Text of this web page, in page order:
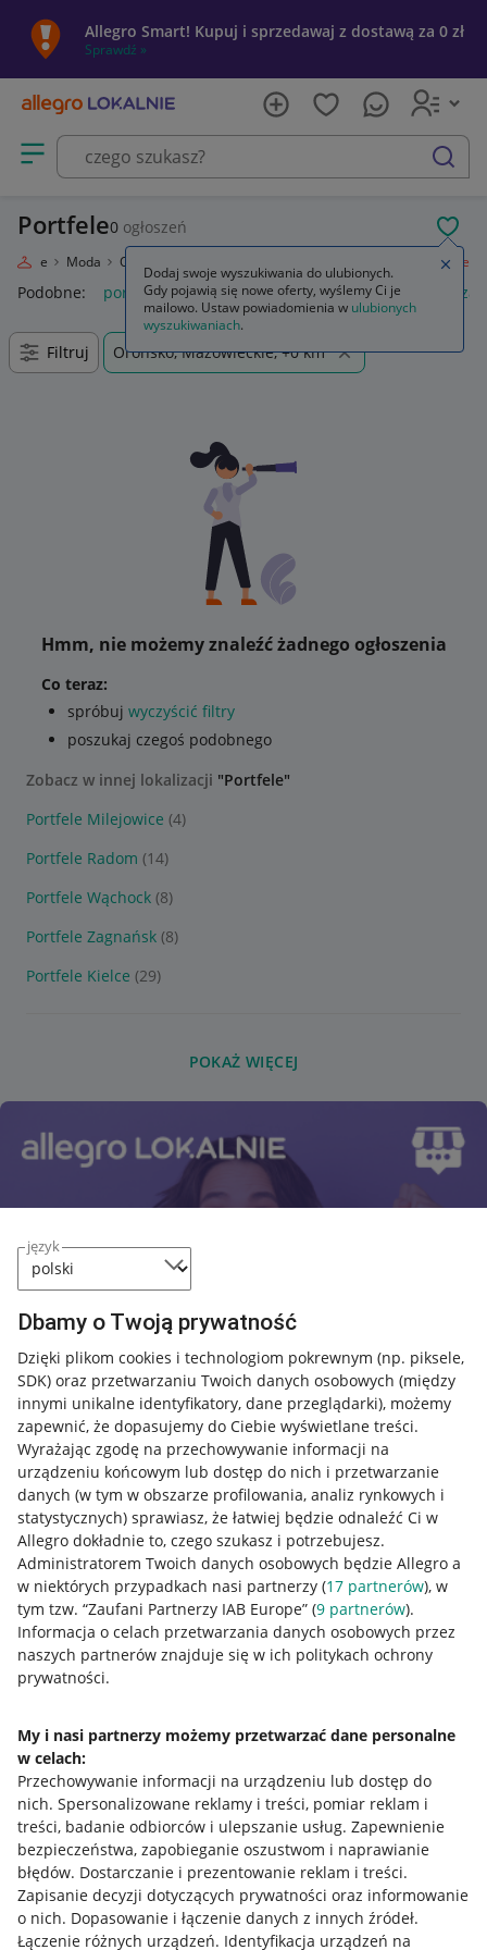
język
Dbamy o Twoją prywatność
Dzięki plikom cookies i technologiom pokrewnym (np. piksele,
SDK) oraz przetwarzaniu Twoich danych osobowych (między
innymi unikalne identyfikatory, dane przeglądarki), możemy
zapewnić, że dopasujemy do Ciebie wyświetlane treści.
Wyrażając zgodę na przechowywanie informacji na
urządzeniu końcowym lub dostęp do nich i przetwarzanie
danych (w tym w obszarze profilowania, analiz rynkowych i
statystycznych) sprawiasz, że łatwiej będzie odnaleźć Ci w
Allegro dokładnie to, czego szukasz i potrzebujesz.
Administratorem Twoich danych osobowych będzie Allegro a
w niektórych przypadkach nasi partnerzy (17 partnerów), w
tym tzw. “Zaufani Partnerzy IAB Europe” (9 partnerów).
Informacja o celach przetwarzania danych osobowych przez
naszych partnerów znajduje się w ich politykach ochrony
prywatności.
My i nasi partnerzy możemy przetwarzać dane personalne
w celach:
Przechowywanie informacji na urządzeniu lub dostęp do
nich. Spersonalizowane reklamy i treści, pomiar reklam i
treści, badanie odbiorców i ulepszanie usług. Zapewnienie
bezpieczeństwa, zapobieganie oszustwom i naprawianie
błędów. Dostarczanie i prezentowanie reklam i treści.
Zapisanie decyzji dotyczących prywatności oraz informowanie
o nich. Dopasowanie i łączenie danych z innych źródeł.
Łączenie różnych urządzeń. Identyfikacja urządzeń na
Allegro Smart! Kupuj i sprzedawaj z dostawą za 0 zł
Sprawdź »
Otwórz menu z kategoriami
szukaj
Portfele0 ogłoszeń
Moda Odzież, Obuwie, Dodatki Portfele
Podobne: portfele damskie skórzane portfele męskie
Filtruj Orońsko, Mazowieckie, +0 km
Hmm, nie możemy znaleźć żadnego ogłoszenia
Co teraz:
spróbuj wyczyścić filtry
poszukaj czegoś podobnego
Zobacz w innej lokalizacji "Portfele"
Portfele Milejowice (4)
Portfele Radom (14)
Portfele Wąchock (8)
Portfele Zagnańsk (8)
Portfele Kielce (29)
POKAŻ WIĘCEJ
Przydatne informacje
Jak to działa
Napisz do nas
Allegro Gadane dla sprzedających
Mapa miejscowości
Informacje prawne
Regulamin
Polityka plików "cookies"
Ustawienia plików "cookies"
Dodaj swoje wyszukiwania do ulubionych.
Gdy pojawią się nowe oferty, wyślemy Ci je
mailowo. Ustaw powiadomienia w ulubionych
wyszukiwaniach.